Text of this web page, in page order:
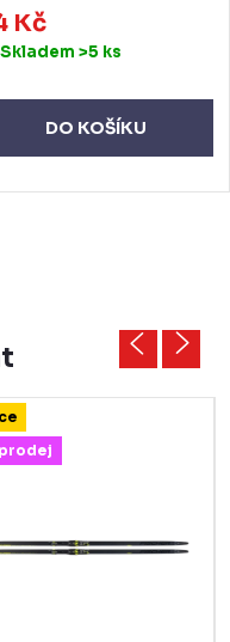
Kč
Skladem >5 ks
DO KOŠÍKU